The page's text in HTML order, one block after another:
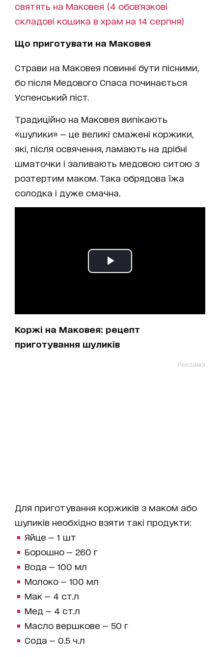
святять на Маковея (4 обов'язкові
складові кошика в храм на 14 серпня)
Що приготувати на Маковея
Страви на Маковея повинні бути пісними,
бо після Медового Спаса починається
Успенський піст.
Традиційно на Маковея випікають
«шулики» — це великі смажені коржики,
які, після освячення, ламають на дрібні
шматочки і заливають медовою ситою з
розтертим маком. Така обрядова їжа
солодка і дуже смачна.
Коржі на Маковея: рецепт
приготування шуликів
Реклама
Для приготування коржиків з маком або
шуликів необхідно взяти такі продукти:
Яйце — 1 шт
Борошно — 260 г
Вода — 100 мл
Молоко — 100 мл
Мак — 4 ст.л
Мед — 4 ст.л
Масло вершкове — 50 г
Сода — 0.5 ч.л